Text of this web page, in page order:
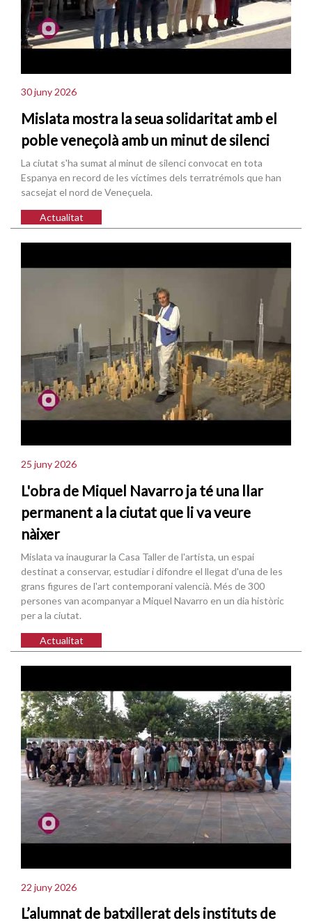
30 juny 2026
Mislata mostra la seua solidaritat amb el
poble veneçolà amb un minut de silenci
La ciutat s'ha sumat al minut de silenci convocat en tota
Espanya en record de les víctimes dels terratrémols que han
sacsejat el nord de Veneçuela.
Actualitat
25 juny 2026
L'obra de Miquel Navarro ja té una llar
permanent a la ciutat que li va veure
nàixer
Mislata va inaugurar la Casa Taller de l'artista, un espai
destinat a conservar, estudiar i difondre el llegat d'una de les
grans figures de l'art contemporani valencià. Més de 300
persones van acompanyar a Miquel Navarro en un dia històric
per a la ciutat.
Actualitat
22 juny 2026
L’alumnat de batxillerat dels instituts de